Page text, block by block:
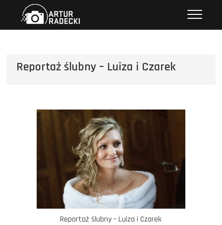
treści
Artur Radecki – fotografia
Reportaż ślubny – Luiza i Czarek
Reportaż ślubny – Luiza i Czarek